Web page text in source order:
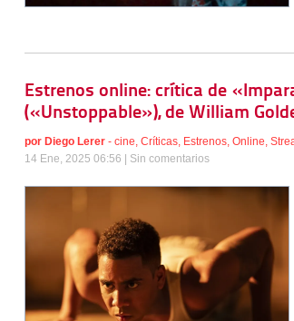
Estrenos online: crítica de
(«Unstoppable»), de William
por Diego Lerer - cine, Críticas, Estrenos, Online,
14 Ene, 2025 06:56 | Sin comentarios